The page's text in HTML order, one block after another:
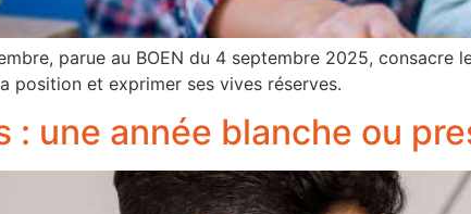
parue au BOEN du 4 septembre 2025, consacre
position et exprimer ses vives réserves.
: une année blanche ou